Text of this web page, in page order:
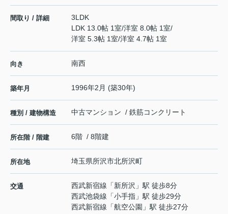
間取り / 詳細
3LDK
LDK 13.0帖 1室/洋室 8.0帖 1室/
洋室 5.3帖 1室/洋室 4.7帖 1室
向き 南西
築年月 1996年2月 (築30年)
種別 / 建物構造 中古マンション / 鉄筋コンクリート
所在階 / 階建 6階 / 8階建
所在地 埼玉県所沢市北所沢町
交通 西武新宿線 「新所沢 」駅 徒歩8分
西武池袋線 「小手指 」駅 徒歩29分
西武新宿線 「航空公園 」駅 徒歩27分